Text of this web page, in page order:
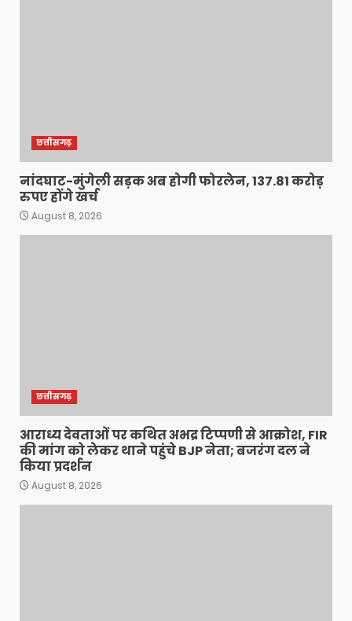
छत्तीसगढ़
नांदघाट-मुंगेली सड़क अब होगी फोरलेन, 137.81 करोड़
रुपए होंगे खर्च
August 8, 2026
छत्तीसगढ़
आराध्य देवताओं पर कथित अभद्र टिप्पणी से आक्रोश, FIR
की मांग को लेकर थाने पहुंचे BJP नेता; बजरंग दल ने
किया प्रदर्शन
August 8, 2026